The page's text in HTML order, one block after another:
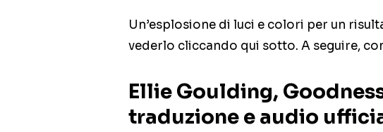
Un’esplosione di luci e colori per un
vederlo cliccando qui sotto. A seguire,
Ellie Goulding,
traduzione e audio